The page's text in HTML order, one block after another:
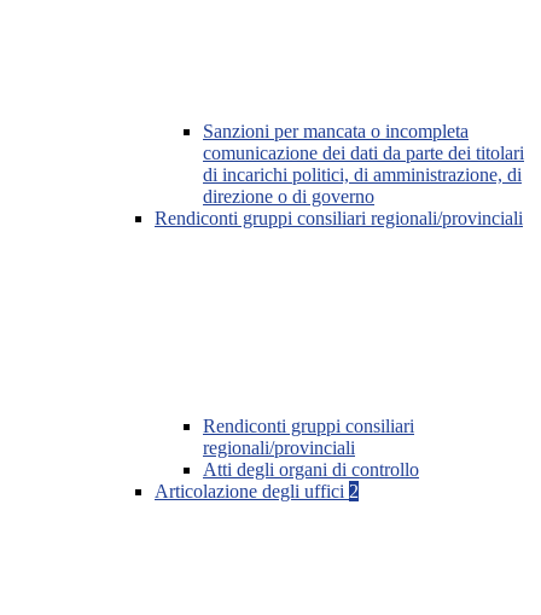
Sanzioni per mancata o incompleta
comunicazione dei dati da parte dei titolari
di incarichi politici, di amministrazione, di
direzione o di governo
Rendiconti gruppi consiliari regionali/provinciali
Rendiconti gruppi consiliari
regionali/provinciali
Atti degli organi di controllo
Articolazione degli uffici 2